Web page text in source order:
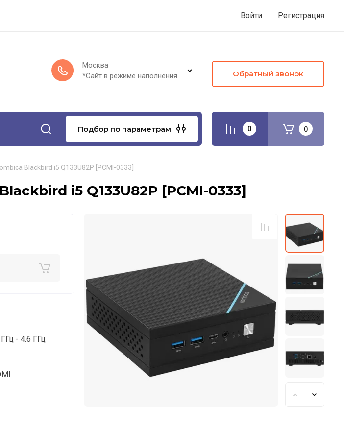
Войти Регистрация
Москва
*Сайт в режиме наполнения
Обратный звонок
Подбор по параметрам 0 0
Blackbird i5 Q133U82P [PCMI-0333]
i5 Q133U82P [PCMI-0333]
- 4.6 ГГц